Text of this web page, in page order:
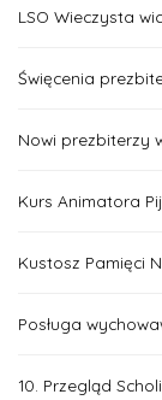
LSO Wieczysta
Święcenia
Nowi prezbiterzy
Kurs Animatora
Kustosz Pamięci
Posługa
10. Przegląd